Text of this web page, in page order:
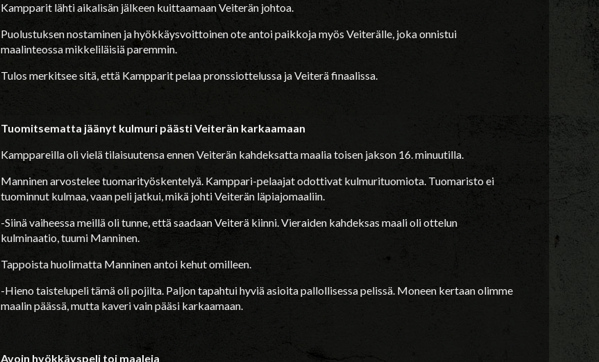
Kampparit lähti aikalisän jälkeen kuittaamaan Veiterän johtoa.
Puolustuksen nostaminen ja hyökkäysvoittoinen ote antoi paikkoja myös Veiterälle, joka onnistui
maalinteossa mikkeliläisiä paremmin.
Tulos merkitsee sitä, että Kampparit pelaa pronssiottelussa ja Veiterä finaalissa.
Tuomitsematta jäänyt kulmuri päästi Veiterän karkaamaan
Kamppareilla oli vielä tilaisuutensa ennen Veiterän kahdeksatta maalia toisen jakson 16. minuutilla.
Manninen arvostelee tuomarityöskentelyä. Kamppari-pelaajat odottivat kulmurituomiota. Tuomaristo ei
tuominnut kulmaa, vaan peli jatkui, mikä johti Veiterän läpiajomaaliin.
-Siinä vaiheessa meillä oli tunne, että saadaan Veiterä kiinni. Vieraiden kahdeksas maali oli ottelun
kulminaatio, tuumi Manninen.
Tappoista huolimatta Manninen antoi kehut omilleen.
-Hieno taistelupeli tämä oli pojilta. Paljon tapahtui hyviä asioita pallollisessa pelissä. Moneen kertaan olimme
maalin päässä, mutta kaveri vain pääsi karkaamaan.
Avoin hyökkäyspeli toi maaleja